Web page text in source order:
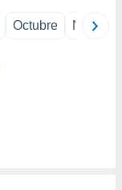
Octubre